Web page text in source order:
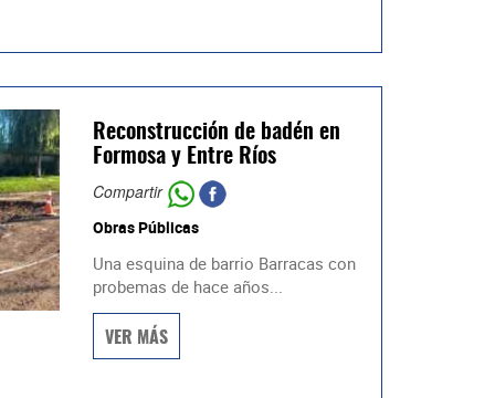
Reconstrucción de badén en
Formosa y Entre Ríos
Compartir
Obras Públicas
Una esquina de barrio Barracas con
probemas de hace años...
VER MÁS